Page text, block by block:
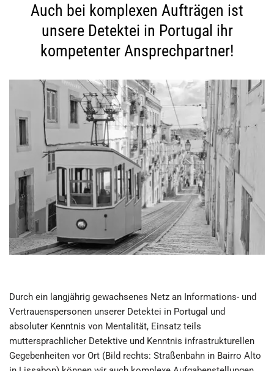
Auch bei komplexen Aufträgen ist
unsere Detektei in Portugal ihr
kompetenter Ansprechpartner!
Durch ein langjährig gewachsenes Netz an Informations- und
Vertrauenspersonen unserer Detektei in Portugal und
absoluter Kenntnis von Mentalität, Einsatz teils
muttersprachlicher Detektive und Kenntnis infrastrukturellen
Gegebenheiten vor Ort (Bild rechts: Straßenbahn in Bairro Alto